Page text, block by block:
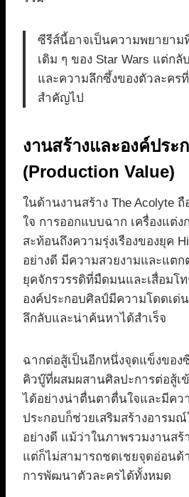
ซีรีส์นี้อาจเป็นความพยายา
เดิม ๆ ของ Star Wars แต่ก
และความลึกซึ้งของตัวละคร
สำคัญไป
งานสร้างและองค์ประ
(Production Value)
ในด้านงานสร้าง The Acolyte
ใจ การออกแบบฉาก เครื่องแต่
สะท้อนถึงความรุ่งเรืองของยุค
อย่างดี มีความสวยงามและแตก
ยุคจักรวรรดิที่มืดมนและเสื่อมโ
องค์ประกอบศิลป์มีความโดดเด่
ลึกลับและน่าค้นหาได้สำเร็จ
ฉากต่อสู้เป็นอีกหนึ่งจุดแข็งของ
คิวบู๊ที่ผสมผสานศิลปะการต่อสู้เ
ได้อย่างน่าตื่นตาตื่นใจและมีค
ประกอบก็ช่วยเสริมสร้างอารม
อย่างดี แม้ว่าในภาพรวมงานสร้
แต่ก็ไม่สามารถชดเชยจุดอ่อน
การพัฒนาตัวละครได้ทั้งหมด